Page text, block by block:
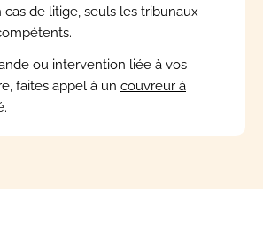
cas de litige, seuls les tribunaux
ou intervention liée à vos
faites appel à un couvreur à